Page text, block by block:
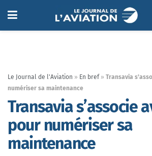
Le Journal de l'Aviation » En bref » Transavia
numériser sa maintenance
Transavia s’associe
pour numériser sa
maintenance